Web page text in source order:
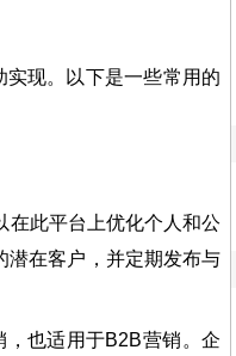
现。以下是一些常用的
在此平台上优化个人和公
潜在客户，并定期发布与
，也适用于B2B营销。企